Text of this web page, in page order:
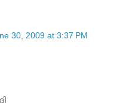
30, 2009 at 3:37 PM